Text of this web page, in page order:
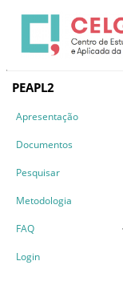
PEAPL2
Apresentação
Documentos
Pesquisar
Metodologia
FAQ
Login